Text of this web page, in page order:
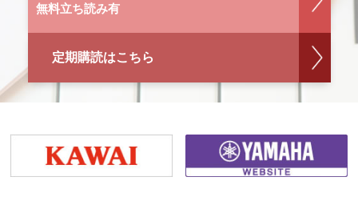
無料立ち読み有
定期購読はこちら